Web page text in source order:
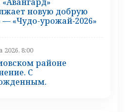
новую добрую
«Чудо-урожай‑2026»
2026, 8:00
районе
С